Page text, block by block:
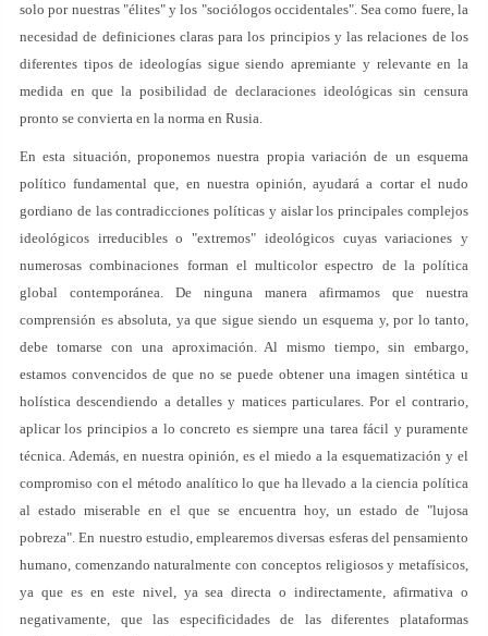
solo por nuestras "élites" y los "sociólogos occidentales". Sea como fuere, la
necesidad de definiciones claras para los principios y las relaciones de los
diferentes tipos de ideologías sigue siendo apremiante y relevante en la
medida en que la posibilidad de declaraciones ideológicas sin censura
pronto se convierta en la norma en Rusia.
En esta situación, proponemos nuestra propia variación de un esquema
político fundamental que, en nuestra opinión, ayudará a cortar el nudo
gordiano de las contradicciones políticas y aislar los principales complejos
ideológicos irreducibles o "extremos" ideológicos cuyas variaciones y
numerosas combinaciones forman el multicolor espectro de la política
global contemporánea. De ninguna manera afirmamos que nuestra
comprensión es absoluta, ya que sigue siendo un esquema y, por lo tanto,
debe tomarse con una aproximación. Al mismo tiempo, sin embargo,
estamos convencidos de que no se puede obtener una imagen sintética u
holística descendiendo a detalles y matices particulares. Por el contrario,
aplicar los principios a lo concreto es siempre una tarea fácil y puramente
técnica. Además, en nuestra opinión, es el miedo a la esquematización y el
compromiso con el método analítico lo que ha llevado a la ciencia política
al estado miserable en el que se encuentra hoy, un estado de "lujosa
pobreza". En nuestro estudio, emplearemos diversas esferas del pensamiento
humano, comenzando naturalmente con conceptos religiosos y metafísicos,
ya que es en este nivel, ya sea directa o indirectamente, afirmativa o
negativamente, que las especificidades de las diferentes plataformas